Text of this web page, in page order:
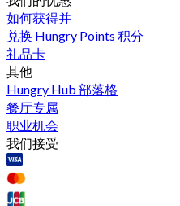
如何获得并
兑换 Hungry Points 积分
礼品卡
其他
Hungry Hub 部落格
餐厅专属
职业机会
我们接受